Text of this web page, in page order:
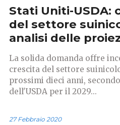
Stati Uniti-USDA:
del settore
analisi delle
La solida domanda offre
crescita del settore
prossimi dieci anni,
dell'USDA per il 2029...
27 Febbraio 2020